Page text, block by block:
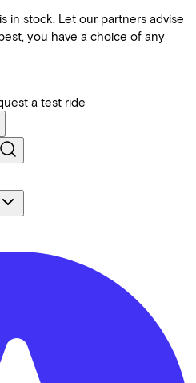
in stock. Let our partners advise
you have a choice of any
a test ride